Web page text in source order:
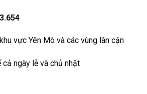
vực Yên Mô và các vùng lân cận
ngày lễ và chủ nhật